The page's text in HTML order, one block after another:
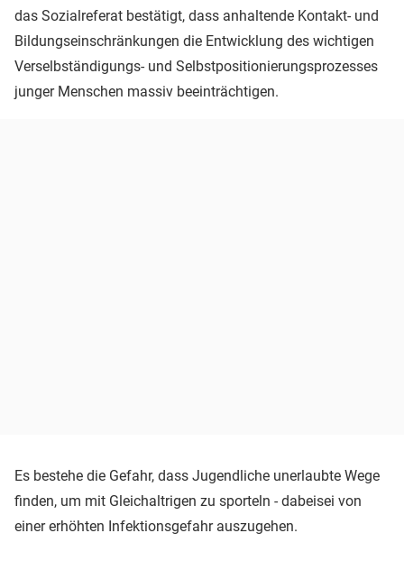
das Sozialreferat bestätigt, dass anhaltende Kontakt- und
Bildungseinschränkungen die Entwicklung des wichtigen
Verselbständigungs- und Selbstpositionierungsprozesses
junger Menschen massiv beeinträchtigen.
Es bestehe die Gefahr, dass Jugendliche unerlaubte Wege
finden, um mit Gleichaltrigen zu sporteln - dabeisei von
einer erhöhten Infektionsgefahr auszugehen.